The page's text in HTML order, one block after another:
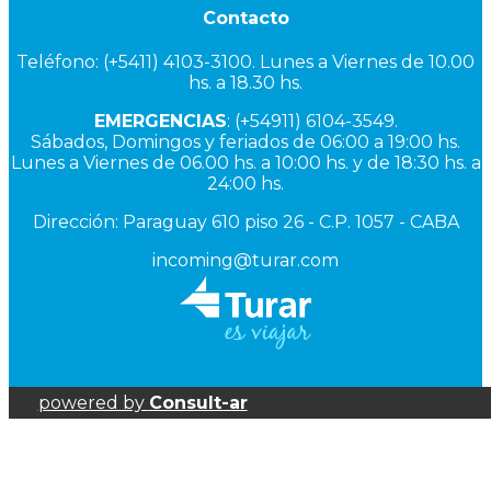
Contacto
Teléfono: (+5411) 4103-3100. Lunes a Viernes de 10.00
hs. a 18.30 hs.
EMERGENCIAS: (+54911) 6104-3549.
Sábados, Domingos y feriados de 06:00 a 19:00 hs.
Lunes a Viernes de 06.00 hs. a 10:00 hs. y de 18:30 hs. a
24:00 hs.
Dirección: Paraguay 610 piso 26 - C.P. 1057 - CABA
incoming@turar.com
powered by Consult-ar